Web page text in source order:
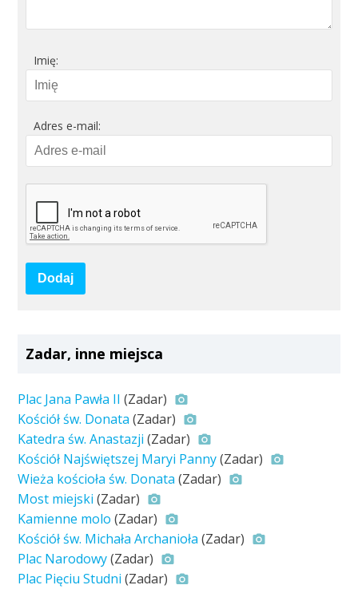
Imię:
Adres e-mail:
Dodaj
Zadar, inne miejsca
Plac Jana Pawła II (Zadar)
Kościół św. Donata (Zadar)
Katedra św. Anastazji (Zadar)
Kościół Najświętszej Maryi Panny(Zadar)
Wieża kościoła św. Donata (Zadar)
Most miejski (Zadar)
Kamienne molo (Zadar)
Kościół św. Michała Archanioła (Zadar)
Plac Narodowy(Zadar)
Plac Pięciu Studni (Zadar)